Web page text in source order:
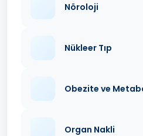
Nöroloji
Nükleer Tıp
Obezite ve
Organ Nakli